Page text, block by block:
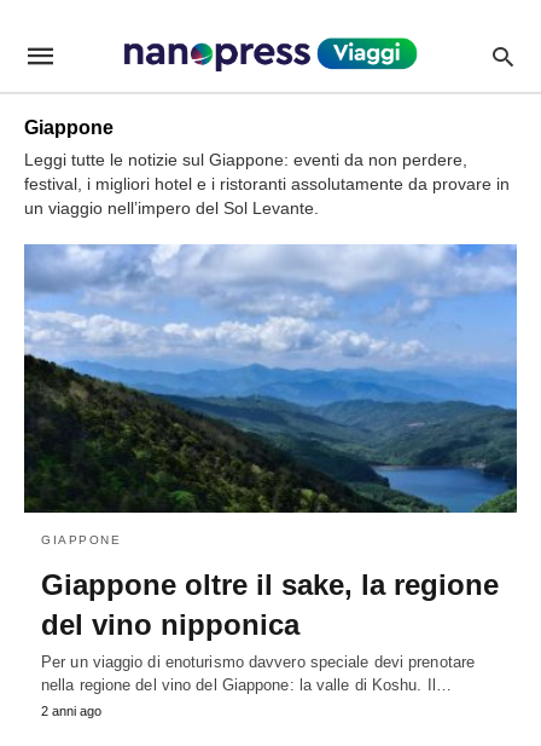
viagginanopressit
/news/giappone-
il-
sake-
regione-
del-
nipponica/P226701/amp/
Giappone
Leggi tutte le notizie sul Giappone: eventi da non perdere,
festival, i migliori hotel e i ristoranti assolutamente da provare in
un viaggio nell’impero del Sol Levante.
GIAPPONE
Giappone oltre il sake, la regione
del vino nipponica
Per un viaggio di enoturismo davvero speciale devi prenotare
nella regione del vino del Giappone: la valle di Koshu. Il…
2 anni ago